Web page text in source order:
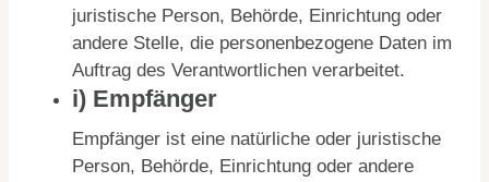
juristische Person, Behörde, Einrichtung oder
andere Stelle, die personenbezogene Daten im
Auftrag des Verantwortlichen verarbeitet.
i) Empfänger
Empfänger ist eine natürliche oder juristische
Person, Behörde, Einrichtung oder andere